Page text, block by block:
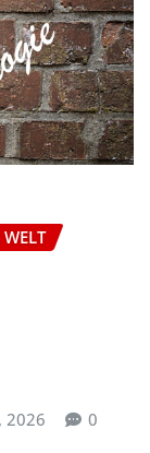
2026 0